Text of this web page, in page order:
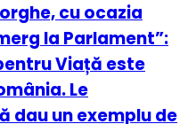
cu ocazia
la Parlament”:
Viață este
Le
dau un exemplu de